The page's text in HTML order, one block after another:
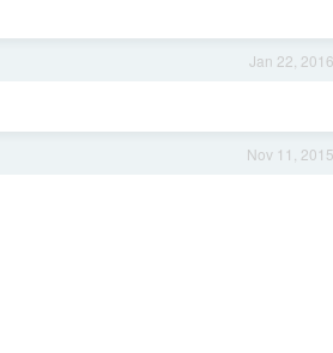
Jan 22, 2016
Nov 11, 2015